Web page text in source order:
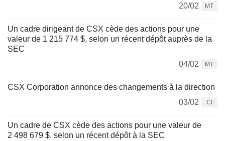
20/02
MT
Un cadre dirigeant de CSX cède des actions pour une
valeur de 1 215 774 $, selon un récent dépôt auprès de la
SEC
04/02
MT
CSX Corporation annonce des changements à la direction
03/02
CI
Un cadre de CSX cède des actions pour une valeur de
2 498 679 $, selon un récent dépôt à la SEC